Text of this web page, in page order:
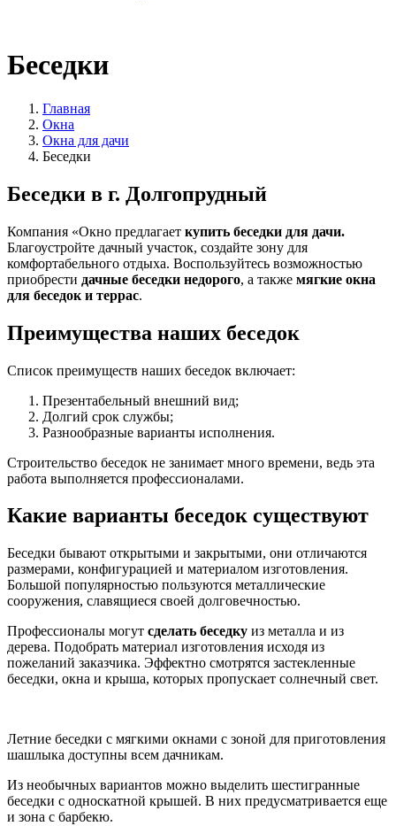
Беседки
Главная
Окна
Окна для дачи
Беседки
Беседки в г. Долгопрудный
Компания «Окно предлагает купить беседки для дачи.
Благоустройте дачный участок, создайте зону для
комфортабельного отдыха. Воспользуйтесь возможностью
приобрести дачные беседки недорого, а также мягкие окна
для беседок и террас.
Преимущества наших беседок
Список преимуществ наших беседок включает:
Презентабельный внешний вид;
Долгий срок службы;
Разнообразные варианты исполнения.
Строительство беседок не занимает много времени, ведь эта
работа выполняется профессионалами.
Какие варианты беседок существуют
Беседки бывают открытыми и закрытыми, они отличаются
размерами, конфигурацией и материалом изготовления.
Большой популярностью пользуются металлические
сооружения, славящиеся своей долговечностью.
Профессионалы могут сделать беседку из металла и из
дерева. Подобрать материал изготовления исходя из
пожеланий заказчика. Эффектно смотрятся застекленные
беседки, окна и крыша, которых пропускает солнечный свет.
Летние беседки с мягкими окнами с зоной для приготовления
шашлыка доступны всем дачникам.
Из необычных вариантов можно выделить шестигранные
беседки с односкатной крышей. В них предусматривается еще
и зона с барбекю.